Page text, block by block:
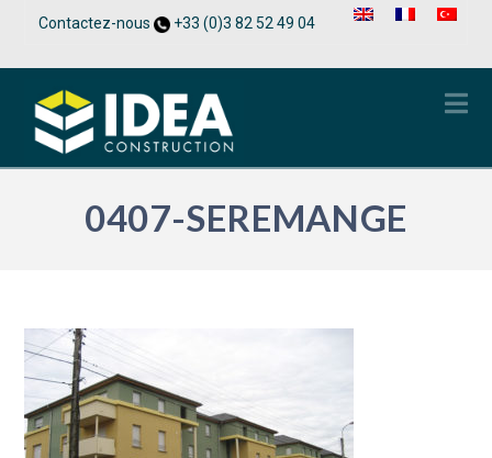
Contactez-nous +33 (0)3 82 52 49 04
0407-SEREMANGE